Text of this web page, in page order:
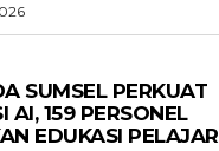
SUMSEL PERKUAT
AI, 159 PERSONEL
EDUKASI PELAJAR